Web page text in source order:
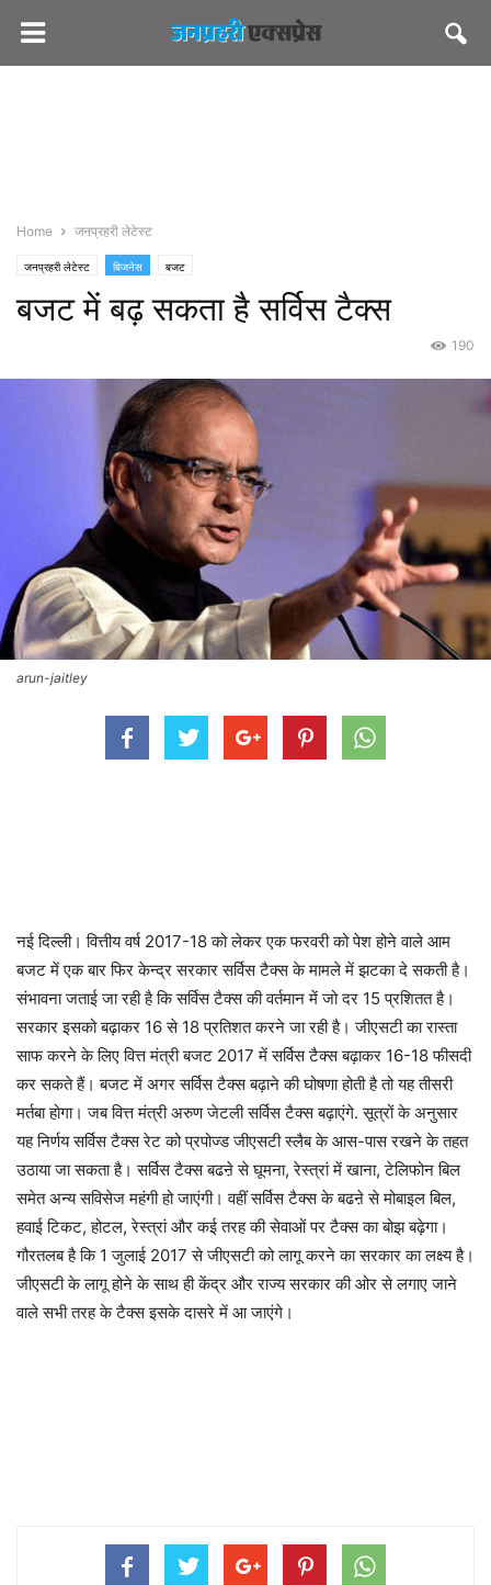
Home जनप्रहरी लेटेस्ट
जनप्रहरी लेटेस्ट बिजनेस बजट
बजट में बढ़ सकता है सर्विस टैक्स
190
arun-jaitley
नई दिल्ली। वित्तीय वर्ष 2017-18 को लेकर एक फरवरी को पेश होने वाले आम
बजट में एक बार फिर केन्द्र सरकार सर्विस टैक्स के मामले में झटका दे सकती है।
संभावना जताई जा रही है कि सर्विस टैक्स की वर्तमान में जो दर 15 प्रशितत है।
सरकार इसको बढ़ाकर 16 से 18 प्रतिशत करने जा रही है। जीएसटी का रास्ता
साफ करने के लिए वित्त मंत्री बजट 2017 में सर्विस टैक्स बढ़ाकर 16-18 फीसदी
कर सकते हैं। बजट में अगर सर्विस टैक्स बढ़ाने की घोषणा होती है तो यह तीसरी
मर्तबा होगा। जब वित्त मंत्री अरुण जेटली सर्विस टैक्स बढ़ाएंगे. सूत्रों के अनुसार
यह निर्णय सर्विस टैक्स रेट को प्रपोज्ड जीएसटी स्लैब के आस-पास रखने के तहत
उठाया जा सकता है। सर्विस टैक्स बढऩे से घूमना, रेस्त्रां में खाना, टेलिफोन बिल
समेत अन्य सविसेज महंगी हो जाएंगी। वहीं सर्विस टैक्स के बढऩे से मोबाइल बिल,
हवाई टिकट, होटल, रेस्त्रां और कई तरह की सेवाओं पर टैक्स का बोझ बढ़ेगा।
गौरतलब है कि 1 जुलाई 2017 से जीएसटी को लागू करने का सरकार का लक्ष्य है।
जीएसटी के लागू होने के साथ ही केंद्र और राज्य सरकार की ओर से लगाए जाने
वाले सभी तरह के टैक्स इसके दासरे में आ जाएंगे।